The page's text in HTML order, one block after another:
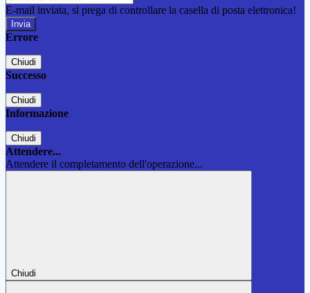
E-mail inviata, si prega di controllare la casella di posta elettronica!
Errore
Chiudi
Successo
Chiudi
Informazione
Chiudi
Attendere...
Attendere il completamento dell'operazione...
Chiudi